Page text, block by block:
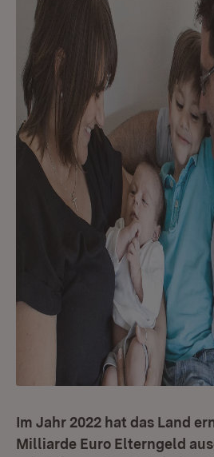
Im Jahr 2022 hat das Land
Milliarde Euro Elterngeld